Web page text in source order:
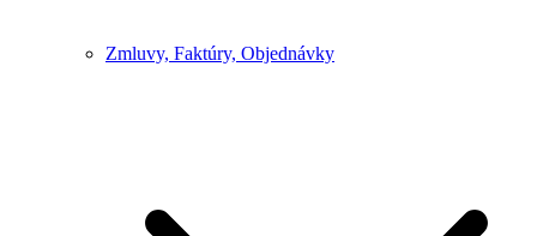
Zmluvy, Faktúry, Objednávky